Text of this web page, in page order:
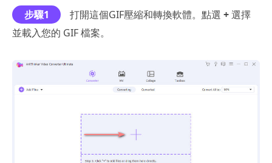
步驟1 打開這個GIF壓縮和轉換軟體。點選 +選擇
並載入您的 GIF 檔案。